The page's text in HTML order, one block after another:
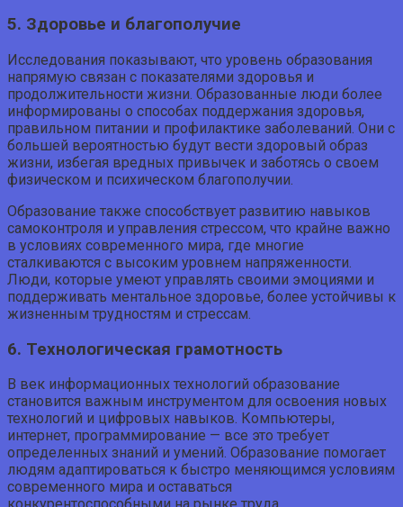
5. Здоровье и благополучие
Исследования показывают, что уровень образования
напрямую связан с показателями здоровья и
продолжительности жизни. Образованные люди более
информированы о способах поддержания здоровья,
правильном питании и профилактике заболеваний. Они с
большей вероятностью будут вести здоровый образ
жизни, избегая вредных привычек и заботясь о своем
физическом и психическом благополучии.
Образование также способствует развитию навыков
самоконтроля и управления стрессом, что крайне важно
в условиях современного мира, где многие
сталкиваются с высоким уровнем напряженности.
Люди, которые умеют управлять своими эмоциями и
поддерживать ментальное здоровье, более устойчивы к
жизненным трудностям и стрессам.
6. Технологическая грамотность
В век информационных технологий образование
становится важным инструментом для освоения новых
технологий и цифровых навыков. Компьютеры,
интернет, программирование — все это требует
определенных знаний и умений. Образование помогает
людям адаптироваться к быстро меняющимся условиям
современного мира и оставаться